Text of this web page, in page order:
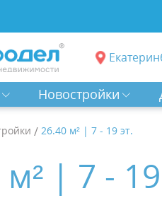
Новостройки
/ 26.40 м² | 7 - 19 эт.
| 7 -